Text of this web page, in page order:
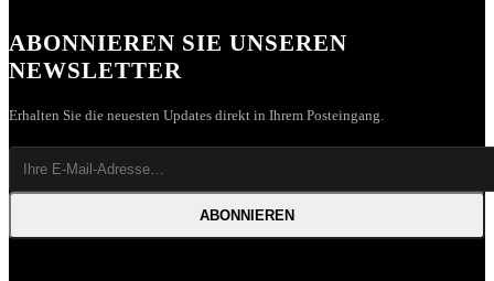
ABONNIEREN SIE UNSEREN
NEWSLETTER
Erhalten Sie die neuesten Updates direkt in Ihrem Posteingang.
ABONNIEREN